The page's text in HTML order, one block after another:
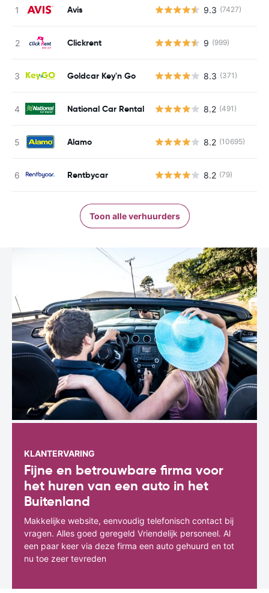
Avis 9.3 (7427)
Clickrent 9 (999)
Goldcar Key'n Go 8.3 (371)
National Car Rental 8.2 (491)
Alamo 8.2 (10695)
Rentbycar 8.2 (79)
Toon alle verhuurders
KLANTERVARING
Fijne en betrouwbare firma voor
het huren van een auto in het
Buitenland
Makkelijke website, eenvoudig telefonisch contact bij
vragen. Alles goed geregeld Vriendelijk personeel. Al
een paar keer via deze firma een auto gehuurd en tot
nu toe zeer tevreden